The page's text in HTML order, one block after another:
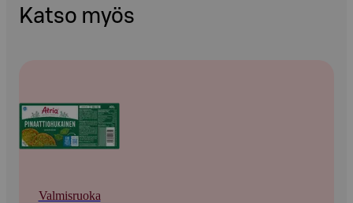
Katso myös
Valmisruoka